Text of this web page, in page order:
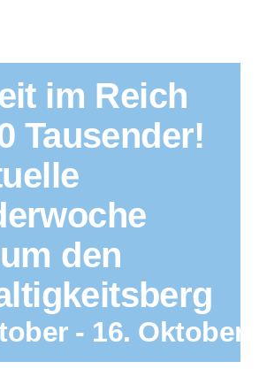
im Reich
Tausender!
den
- 16. Oktober